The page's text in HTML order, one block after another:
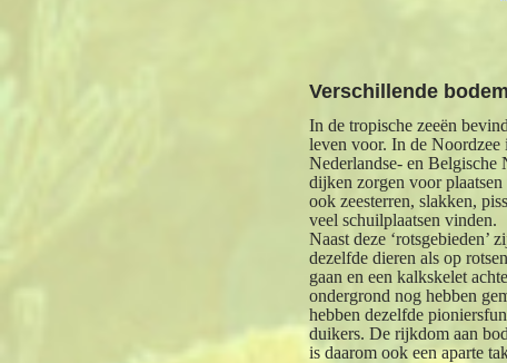
Verschillende
In de tropische zeeën
leven voor. In de Noordzee
Nederlandse- en Belgische
dijken zorgen voor
ook zeesterren, slakken,
veel schuilplaatsen vinden.
Naast deze
dezelfde dieren als op
gaan en een kalkskelet
ondergrond nog hebben
hebben dezelfde
duikers. De rijkdom aan
is daarom ook een aparte